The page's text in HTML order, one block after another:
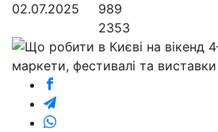
02.07.2025
989
2353